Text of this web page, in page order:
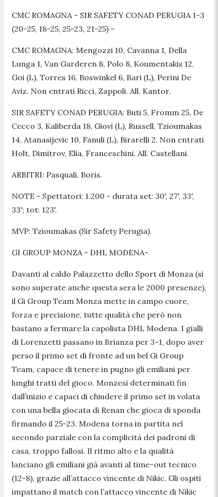
CMC ROMAGNA - SIR SAFETY CONAD PERUGIA 1-3
(20-25, 18-25, 25-23, 21-25) –
CMC ROMAGNA: Mengozzi 10, Cavanna 1, Della
Lunga 1, Van Garderen 8, Polo 8, Koumentakis 12,
Goi (L), Torres 16, Boswinkel 6, Bari (L), Perini De
Aviz. Non entrati Ricci, Zappoli. All. Kantor.
SIR SAFETY CONAD PERUGIA: Buti 5, Fromm 25, De
Cecco 3, Kaliberda 18, Giovi (L), Russell, Tzioumakas
14, Atanasijevic 10, Fanuli (L), Birarelli 2. Non entrati
Holt, Dimitrov, Elia, Franceschini. All. Castellani.
ARBITRI: Pasquali, Boris.
NOTE - Spettatori: 1.200 - durata set: 30', 27', 33',
33'; tot: 123'.
MVP: Tzioumakas (Sir Safety Perugia).
GI GROUP MONZA - DHL MODENA-
Davanti al caldo Palazzetto dello Sport di Monza (si
sono superate anche questa sera le 2000 presenze),
il Gi Group Team Monza mette in campo cuore,
forza e precisione, tutte qualità che però non
bastano a fermare la capolista DHL Modena. I gialli
di Lorenzetti passano in Brianza per 3-1, dopo aver
perso il primo set di fronte ad un bel Gi Group
Team, capace di tenere in pugno gli emiliani per
lunghi tratti del gioco. Monzesi determinati fin
dall’inizio e capaci di chiudere il primo set in volata
con una bella giocata di Renan che gioca di sponda
firmando il 25-23. Modena torna in partita nel
secondo parziale con la complicità dei padroni di
casa, troppo fallosi. Il ritmo alto e la qualità
lanciano gli emiliani già avanti al time-out tecnico
(12-8), grazie all’attacco vincente di Nikic. Gli ospiti
impattano il match con l’attacco vincente di Nikic